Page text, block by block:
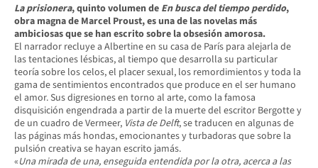
La prisionera, quinto volumen de En busca del tiempo perdido,
obra magna de Marcel Proust, es una de las novelas más
ambiciosas que se han escrito sobre la obsesión amorosa.
El narrador recluye a Albertine en su casa de París para alejarla de
las tentaciones lésbicas, al tiempo que desarrolla su particular
teoría sobre los celos, el placer sexual, los remordimientos y toda la
gama de sentimientos encontrados que produce en el ser humano
el amor. Sus digresiones en torno al arte, como la famosa
disquisición engendrada a partir de la muerte del escritor Bergotte y
de un cuadro de Vermeer, Vista de Delft, se traducen en algunas de
las páginas más hondas, emocionantes y turbadoras que sobre la
pulsión creativa se hayan escrito jamás.
«Una mirada de una, enseguida entendida por la otra, acerca a las